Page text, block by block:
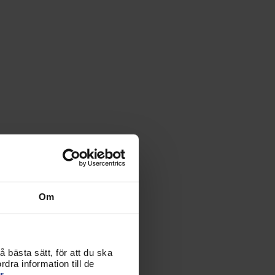
Om
bästa sätt, för att du ska
information till de